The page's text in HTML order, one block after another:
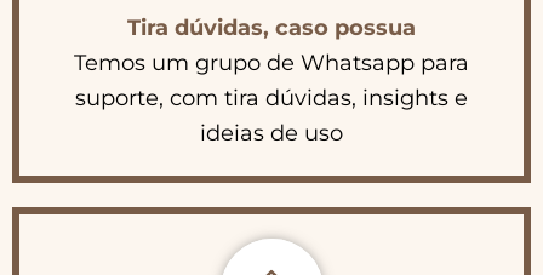
Tira dúvidas, caso possua
Temos um grupo de Whatsapp para
suporte, com tira dúvidas, insights e
ideias de uso